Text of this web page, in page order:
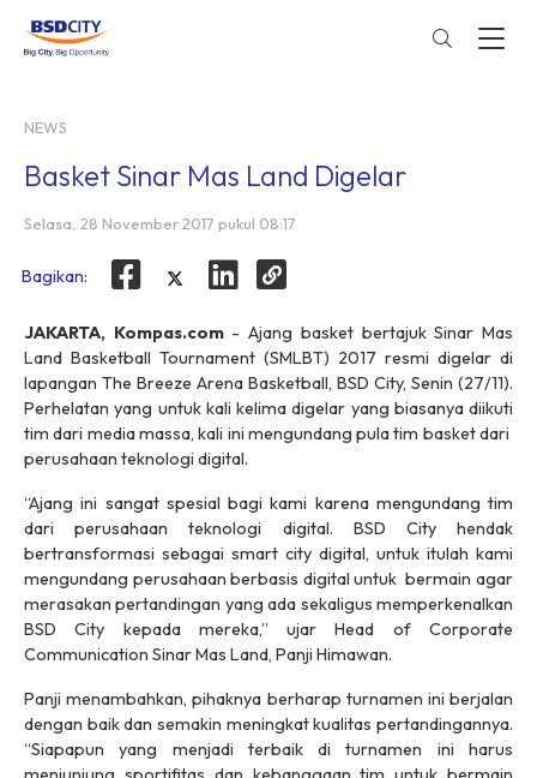
NEWS
Basket Sinar Mas Land Digelar
Selasa, 28 November 2017 pukul 08:17
Bagikan:
JAKARTA, Kompas.com- Ajang basket bertajuk Sinar Mas
Land Basketball Tournament (SMLBT) 2017 resmi digelar di
lapangan The Breeze Arena Basketball, BSD City, Senin (27/11).
Perhelatan yang untuk kali kelima digelar yang biasanya diikuti
tim dari media massa, kali ini mengundang pula tim basket dari
perusahaan teknologi digital.
“Ajang ini sangat spesial bagi kami karena mengundang tim
dari perusahaan teknologi digital. BSD City hendak
bertransformasi sebagai smart city digital, untuk itulah kami
mengundang perusahaan berbasis digital untuk bermain agar
merasakan pertandingan yang ada sekaligus memperkenalkan
BSD City kepada mereka,” ujar Head of Corporate
Communication Sinar Mas Land, Panji Himawan.
Panji menambahkan, pihaknya berharap turnamen ini berjalan
dengan baik dan semakin meningkat kualitas pertandingannya.
“Siapapun yang menjadi terbaik di turnamen ini harus